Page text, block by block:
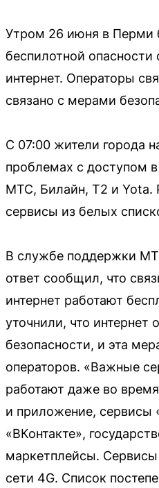
Утром 26 июня в Перми
беспилотной
интернет. Операторы
связано с мерами
С 07:00 жители города
проблемах с доступом
МТС, Билайн, Т2 и Yota.
сервисы из белых
В службе поддержки
ответ сообщил, что
интернет работают
уточнили, что интернет
безопасности, и эта
операторов. «Важные
работают даже во
и приложение, сервисы
«ВКонтакте»,
маркетплейсы.
сети 4G. Список